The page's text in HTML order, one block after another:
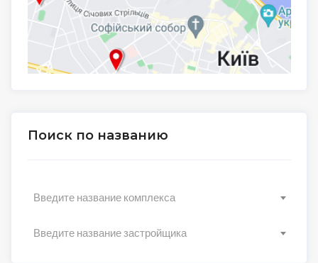
Поиск по названию
Введите название комплекса
Введите название застройщика